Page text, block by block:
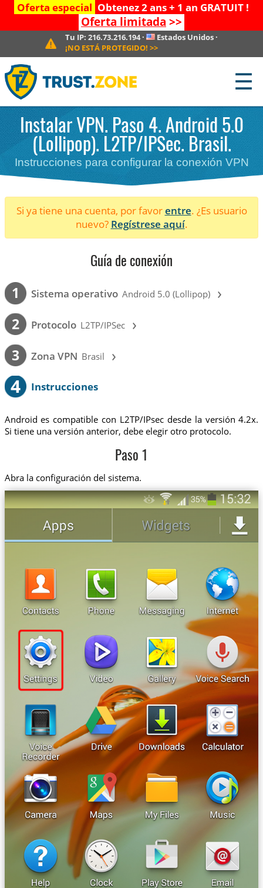
Oferta especial Obtenez 2 ans + 1 an GRATUIT !
Oferta limitada >>
Tu IP: 216.73.216.194· Estados Unidos ·
¡NO ESTÁ PROTEGIDO! >>
☰
Instalar VPN. Paso 4. Android 5.0
(Lollipop). L2TP/IPSec. Brasil.
Instrucciones para configurar la conexión VPN
Si ya tiene una cuenta, por favorentre. ¿Es usuario
nuevo? Regístrese aquí.
Guía de conexión
1 Sistema operativo Android 5.0 (Lollipop) ›
2 Protocolo L2TP/IPSec ›
3 Zona VPN Brasil ›
4 Instrucciones
Android es compatible con L2TP/IPsec desde la versión 4.2x.
Si tiene una versión anterior, debe elegir otro protocolo.
Paso 1
Abra la configuración del sistema.